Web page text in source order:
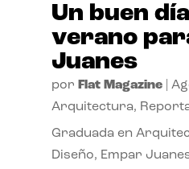
Un buen
verano
Juanes
por Flat Magazine|
Arquitectura,
Graduada en
Diseño, Empar